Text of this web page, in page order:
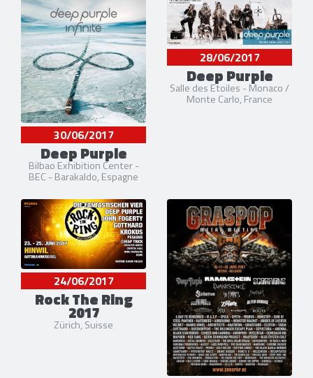
30/06/2017
Deep Purple
Bilbao Exhibition Center -
BEC - Barakaldo, Espagne
28/06/2017
Deep Purple
Salle des Etoiles - Monaco /
Monte Carlo, France
24/06/2017
Rock The Ring
2017
Zürich, Suisse